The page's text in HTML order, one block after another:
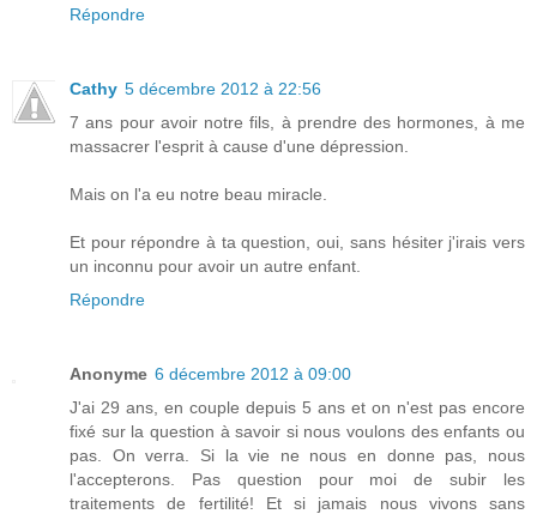
Répondre
Cathy 5 décembre 2012 à 22:56
7 ans pour avoir notre fils, à prendre des hormones, à me
massacrer l'esprit à cause d'une dépression.
Mais on l'a eu notre beau miracle.
Et pour répondre à ta question, oui, sans hésiter j'irais vers
un inconnu pour avoir un autre enfant.
Répondre
Anonyme 6 décembre 2012 à 09:00
J'ai 29 ans, en couple depuis 5 ans et on n'est pas encore
fixé sur la question à savoir si nous voulons des enfants ou
pas. On verra. Si la vie ne nous en donne pas, nous
l'accepterons. Pas question pour moi de subir les
traitements de fertilité! Et si jamais nous vivons sans